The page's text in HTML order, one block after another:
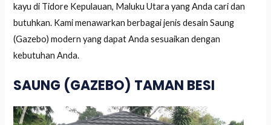
kayu di Tidore Kepulauan, Maluku Utara yang Anda cari dan
butuhkan. Kami menawarkan berbagai jenis desain Saung
(Gazebo) modern yang dapat Anda sesuaikan dengan
kebutuhan Anda.
SAUNG (GAZEBO) TAMAN BESI